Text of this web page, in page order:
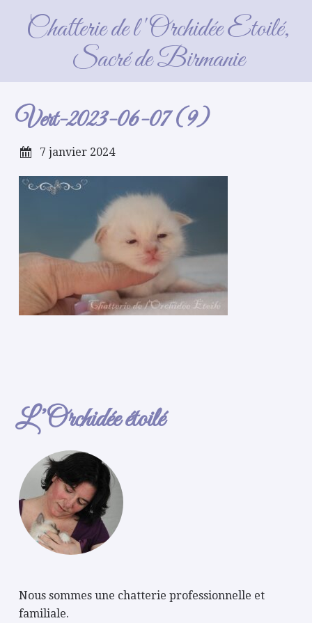
Chatterie de l'Orchidée Etoilé,
Sacré de Birmanie
Vert-2023-06-07 (9)
Vert-2023-06-07 (9)
7 janvier 2024
L’Orchidée étoilé
Nous sommes une chatterie professionnelle et
familiale.